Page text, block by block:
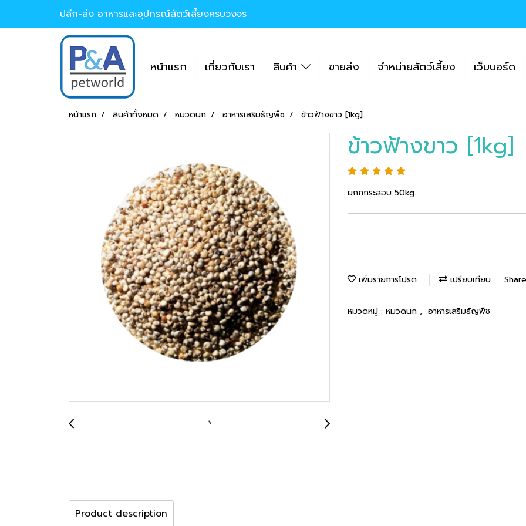
ปลีก-ส่ง อาหารและอุปกรณ์สัตว์เลี้ยงครบวงจร
หน้าแรก เกี่ยวกับเรา สินค้า ขายส่ง จำหน่ายสัตว์เลี้ยง เว็บบอร์ด
หน้าแรก สินค้าทั้งหมด หมวดนก อาหารเสริมธัญพืช ข้าวฟ้างขาว [1kg]
ข้าวฟ้างขาว [1kg]
ยกกกระสอบ 50kg.
เพิ่มรายการโปรด เปรียบเทียบ Share
หมวดหมู่ : หมวดนก , อาหารเสริมธัญพืช
Product description